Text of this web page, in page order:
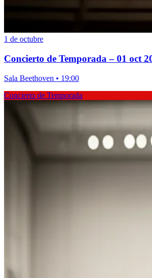
1 de octubre
Concierto de Temporada – 01 oct
Sala Beethoven • 19:00
Concierto de Temporada